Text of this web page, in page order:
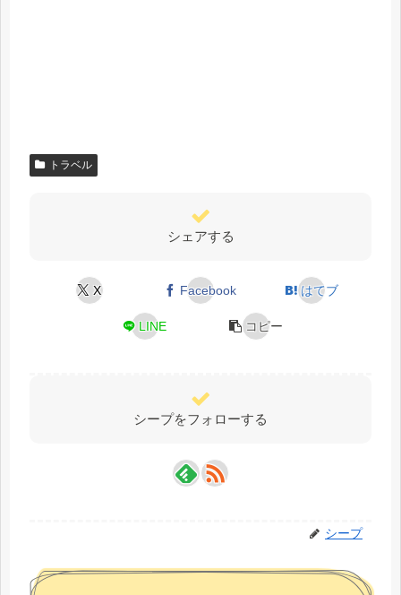
トラベル
シェアする
X Facebook はてブ
LINE コピー
シープをフォローする
シープ